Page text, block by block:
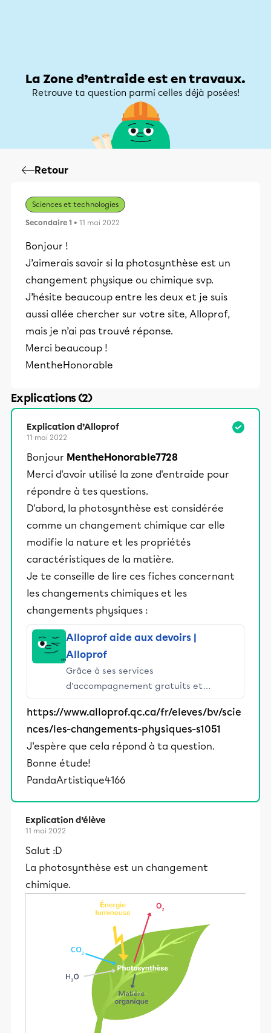
La Zone d’entraide est en travaux.
Retrouve ta question parmi celles déjà posées!
Retour
Sciences et technologies
Secondaire 1 • 11 mai 2022
Bonjour !
J’aimerais savoir si la photosynthèse est un
changement physique ou chimique svp.
J’hésite beaucoup entre les deux et je suis
aussi allée chercher sur votre site, Alloprof,
mais je n’ai pas trouvé réponse.
Merci beaucoup !
MentheHonorable
Explications (2)
Explication d’Alloprof
11 mai 2022
Bonjour MentheHonorable7728
Merci d'avoir utilisé la zone d'entraide pour
répondre à tes questions.
D'abord, la photosynthèse est considérée
comme un changement chimique car elle
modifie la nature et les propriétés
caractéristiques de la matière.
Je te conseille de lire ces fiches concernant
les changements chimiques et les
changements physiques :
Alloprof aide aux devoirs |
Alloprof
Grâce à ses services
d’accompagnement gratuits et
stimulants, Alloprof engage les élèves
et leurs parents dans la réussite
éducative.
https://www.alloprof.qc.ca/fr/eleves/bv/scie
nces/les-changements-physiques-s1051
J'espère que cela répond à ta question.
Bonne étude!
PandaArtistique4166
Explication d’élève
11 mai 2022
Salut :D
La photosynthèse est un changement
chimique.